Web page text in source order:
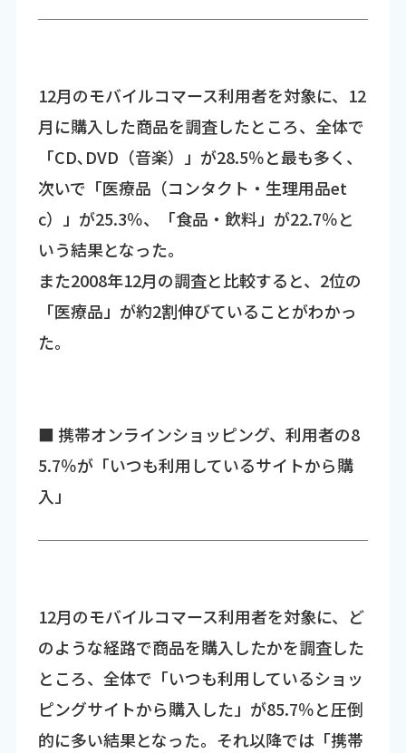
12月のモバイルコマース利用者を対象に、12
月に購入した商品を調査したところ、全体で
「CD､DVD（音楽）」が28.5％と最も多く、
次いで「医療品（コンタクト・生理用品et
c）」が25.3％、「食品・飲料」が22.7％と
いう結果となった。
また2008年12月の調査と比較すると、2位の
「医療品」が約2割伸びていることがわかっ
た。
■ 携帯オンラインショッピング、利用者の8
5.7％が「いつも利用しているサイトから購
入」
12月のモバイルコマース利用者を対象に、ど
のような経路で商品を購入したかを調査した
ところ、全体で「いつも利用しているショッ
ピングサイトから購入した」が85.7％と圧倒
的に多い結果となった。それ以降では「携帯